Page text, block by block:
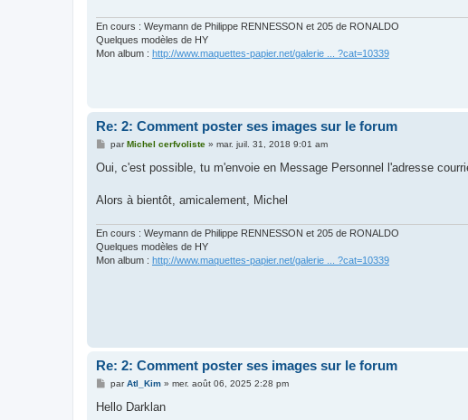
En cours : Weymann de Philippe RENNESSON et 205 de RONALDO
Quelques modèles de HY
Mon album : http://www.maquettes-papier.net/galerie ... ?cat=10339
Re: 2: Comment poster ses images sur le forum
M
s
g
parMichel cerfvoliste» mar. juil. 31, 2018 9:01 am
Oui, c'est possible, tu m'envoie en Message Personnel l'adresse
Alors à bientôt, amicalement, Michel
En cours : Weymann de Philippe RENNESSON et 205 de RONALDO
Quelques modèles de HY
Mon album : http://www.maquettes-papier.net/galerie ... ?cat=10339
Re: 2: Comment poster ses images sur le forum
M
s
parAtl_Kim» mer. août 06, 2025 2:28 pm
Hello Darklan